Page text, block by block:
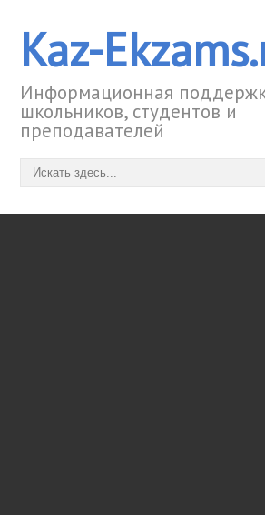
Kaz-
Информационная
школьников, студентов и
преподавателей